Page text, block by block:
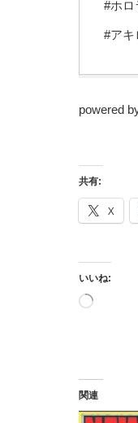
#ホロ
#アキ
powered
共有:
X
いいね:
読
関連